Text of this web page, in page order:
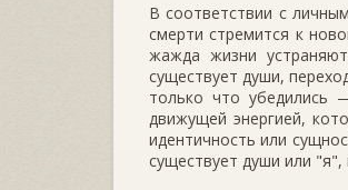
В соответствии с
смерти стремится к
жажда жизни
существует души,
только что
движущей энергией,
идентичность или
существует души или